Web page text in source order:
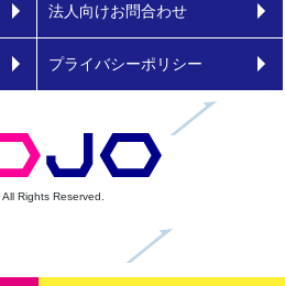
法人向けお問合わせ
プライバシーポリシー
Rights Reserved.